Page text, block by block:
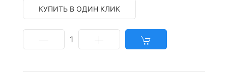
КУПИТЬ В ОДИН КЛИК
1